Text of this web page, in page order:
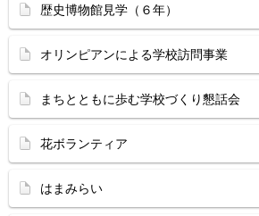
歴史博物館見学（６年）
オリンピアンによる学校訪問事業
まちとともに歩む学校づくり懇話会
花ボランティア
はまみらい